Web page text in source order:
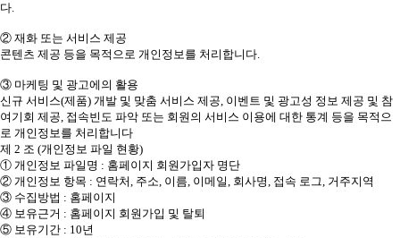
다.
② 재화 또는 서비스 제공
콘텐츠 제공 등을 목적으로 개인정보를 처리합니다.
③ 마케팅 및 광고에의 활용
신규 서비스(제품) 개발 및 맞춤 서비스 제공, 이벤트 및 광고성 정보 제공 및 참
여기회 제공, 접속빈도 파악 또는 회원의 서비스 이용에 대한 통계 등을 목적으
로 개인정보를 처리합니다
제 2 조 (개인정보 파일 현황)
① 개인정보 파일명 : 홈페이지 회원가입자 명단
② 개인정보 항목 : 연락처, 주소, 이름, 이메일, 회사명, 접속 로그, 거주지역
③ 수집방법 : 홈페이지
④ 보유근거 : 홈페이지 회원가입 및 탈퇴
⑤ 보유기간 : 10년